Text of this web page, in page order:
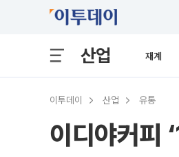
산업 재계
이투데이 산업 유통
이디야커피